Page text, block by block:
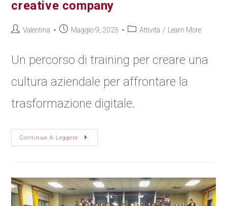
creative company
Valentina Maggio 9, 2023 Attività / Learn More
Un percorso di training per creare una
cultura aziendale per affrontare la
trasformazione digitale.
Continua A Leggere